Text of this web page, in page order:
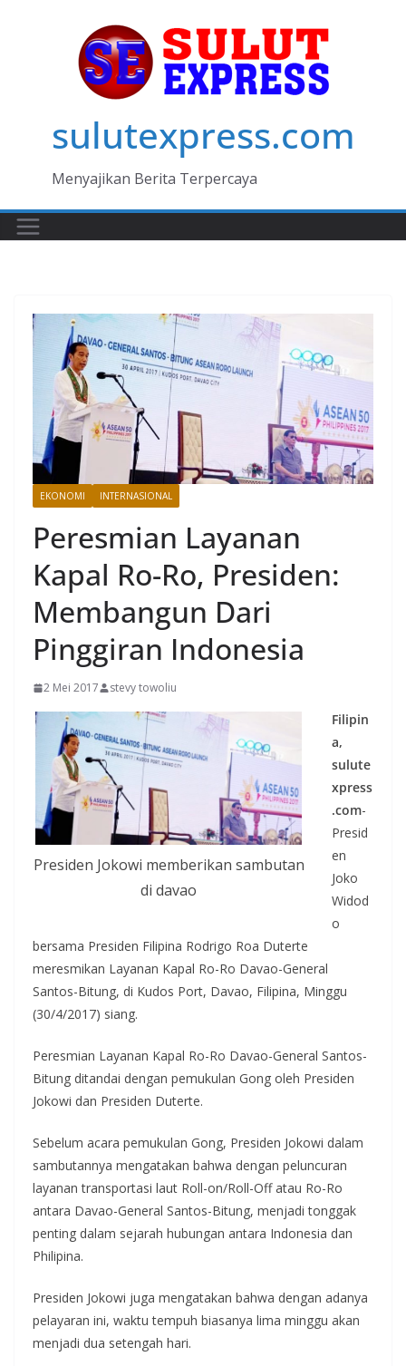
sulutexpress.com
Menyajikan Berita Terpercaya
EKONOMI INTERNASIONAL
Peresmian Layanan
Kapal Ro-Ro, Presiden:
Membangun Dari
Pinggiran Indonesia
2 Mei 2017 stevy towoliu
Presiden Jokowi memberikan sambutan
di davao
Filipin
a,
sulute
xpress
.com-
Presid
en
Joko
Widod
o
bersama Presiden Filipina Rodrigo Roa Duterte
meresmikan Layanan Kapal Ro-Ro Davao-General
Santos-Bitung, di Kudos Port, Davao, Filipina, Minggu
(30/4/2017) siang.
Peresmian Layanan Kapal Ro-Ro Davao-General Santos-
Bitung ditandai dengan pemukulan Gong oleh Presiden
Jokowi dan Presiden Duterte.
Sebelum acara pemukulan Gong, Presiden Jokowi dalam
sambutannya mengatakan bahwa dengan peluncuran
layanan transportasi laut Roll-on/Roll-Off atau Ro-Ro
antara Davao-General Santos-Bitung, menjadi tonggak
penting dalam sejarah hubungan antara Indonesia dan
Philipina.
Presiden Jokowi juga mengatakan bahwa dengan adanya
pelayaran ini, waktu tempuh biasanya lima minggu akan
menjadi dua setengah hari.